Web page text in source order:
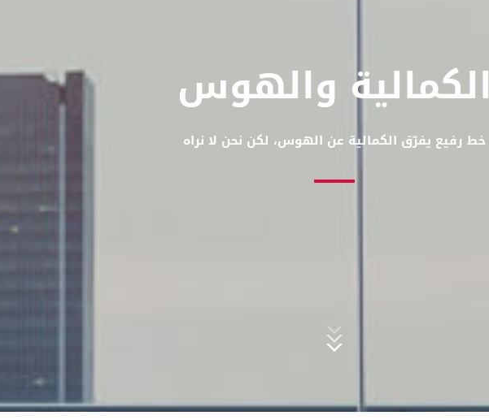
الكمالية والهوس
خط رفيع يفرّق الكمالية عن الهوس، لكن نحن لا نراه